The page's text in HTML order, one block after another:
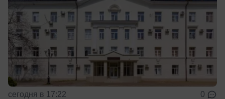
сегодня в 17:22 0